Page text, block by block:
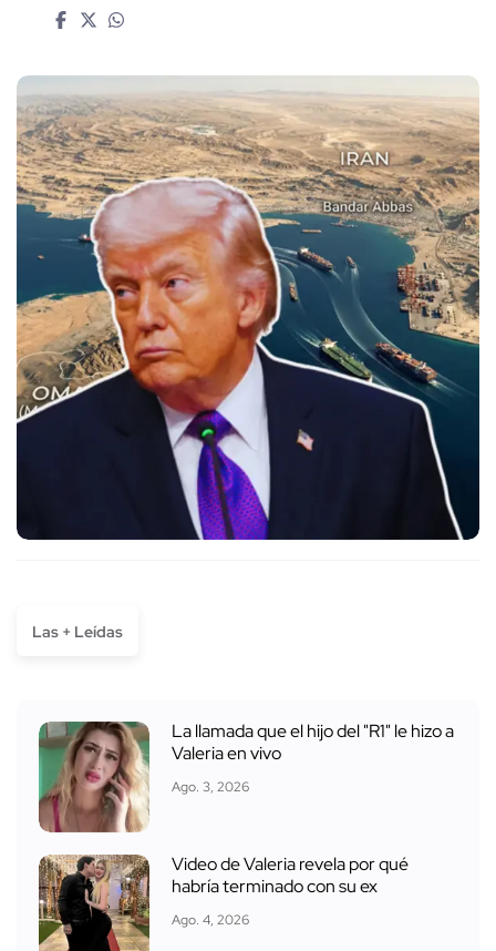
Las + Leídas
La llamada que el hijo del "R1" le hizo a
Valeria en vivo
Ago. 3, 2026
Video de Valeria revela por qué
habría terminado con su ex
Ago. 4, 2026